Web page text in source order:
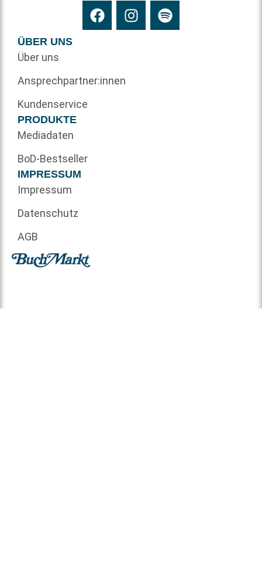
ÜBER UNS
Über uns
Ansprechpartner:innen
Kundenservice
PRODUKTE
Mediadaten
BoD-Bestseller
IMPRESSUM
Impressum
Datenschutz
AGB